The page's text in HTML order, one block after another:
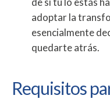
adoptar la
esencialmente
quedarte atrás.
Requisitos